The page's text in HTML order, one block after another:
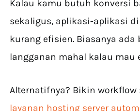
Kalau kamu butuh konversi
sekaligus, aplikasi-aplikasi
kurang efisien. Biasanya ada
langganan mahal kalau mau
Alternatifnya? Bikin workflow
layanan hosting server